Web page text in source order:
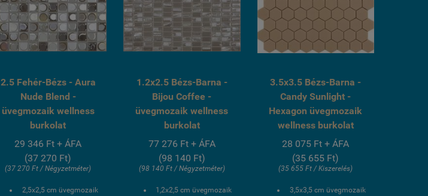
2.5 Fehér-Bézs - Aura
Nude Blend -
üvegmozaik wellness
burkolat
29 346 Ft + ÁFA
(37 270 Ft)
(37 270 Ft / Négyzetméter)
2,5x2,5 cm üvegmozaik
1.2x2.5 Bézs-Barna -
Bijou Coffee -
üvegmozaik wellness
burkolat
77 276 Ft + ÁFA
(98 140 Ft)
(98 140 Ft / Négyzetméter)
1,2x2,5 cm üvegmozaik
3.5x3.5 Bézs-Barna -
Candy Sunlight -
Hexagon üvegmozaik
wellness burkolat
28 075 Ft + ÁFA
(35 655 Ft)
(35 655 Ft / Kiszerelés)
3,5x3,5 cm üvegmozaik